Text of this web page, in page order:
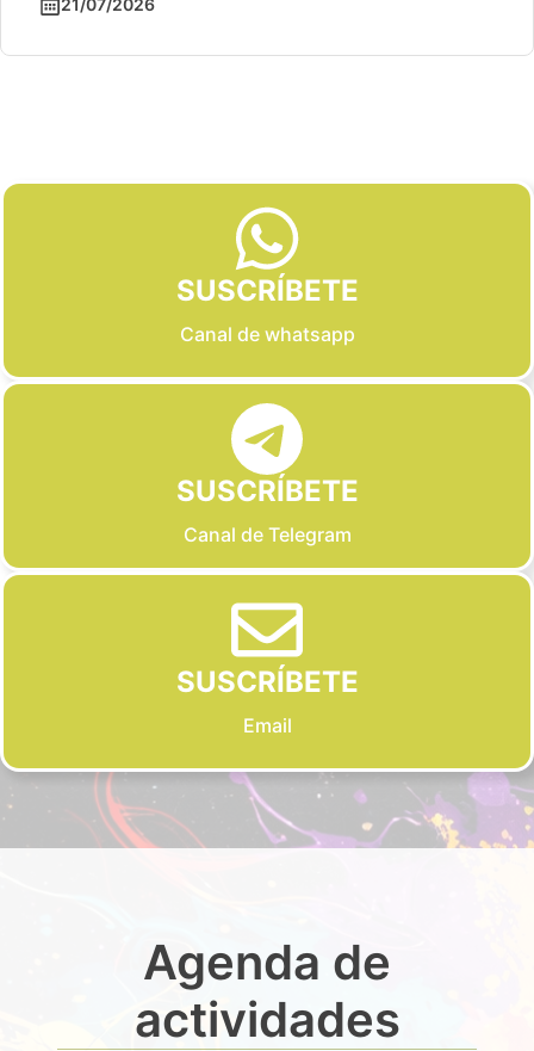
SUSCRÍBETE
Canal de whatsapp
SUSCRÍBETE
Canal de Telegram
SUSCRÍBETE
Email
Agenda de
actividades